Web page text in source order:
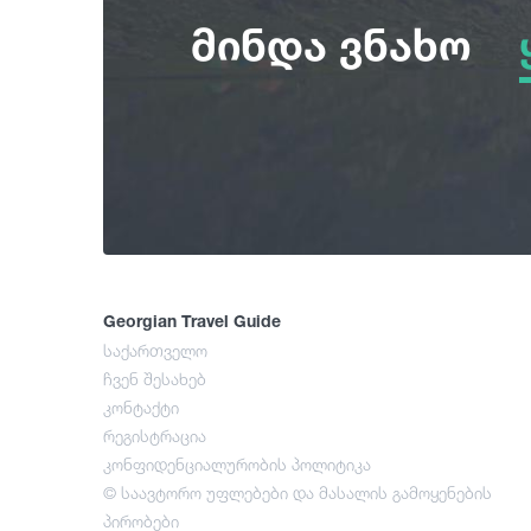
მინდა ვნახო
Georgian Travel Guide
საქართველო
ჩვენ შესახებ
კონტაქტი
რეგისტრაცია
კონფიდენციალურობის პოლიტიკა
© საავტორო უფლებები და მასალის გამოყენების
პირობები